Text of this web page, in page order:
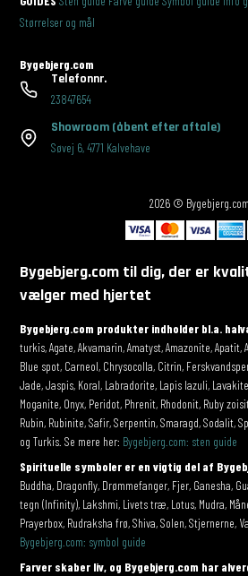
Størrelser og mål
Bygebjerg.com
Telefonnr.
23847654
Showroom (åbent efter aftale)
Søvej 6,4771 Kalvehave
2026 © Bygebjerg.com.
Bygebjerg.com til dig, der er
vælger med hjertet
Bygebjerg.com produkter indholder bl.a.
turkis, Agate, Akvamarin, Amatyst, Amazonite, Apatit,
Blue spot, Carneol, Chrysocolla, Citrin,
Jade, Jaspis, Koral, Labradorite, Lapis lazuli,
Moganite, Onyx, Peridot, Phrenit, Rhodonit, Ruby
Rubin, Rubinite, Safir, Serpentin, Smaragd, Sodalit,
og Turkis. Se mere her: Bygebjerg.com: sten guide
Spirituelle symboler er en vigtig del af
Buddha, Dragonfly, Drømmefanger, Fjer, Ganesha,
tegn (Infinity), Lakshmi, Livets træ, Lotus, Mudra,
Prayerbox, Rudraksha frø, Shiva, Solen, Stjernerne,
Bygebjerg.com: symbol guide
Farver skaber liv, og Bygebjerg.com har